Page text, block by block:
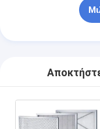
Φίλτρο τσαντών